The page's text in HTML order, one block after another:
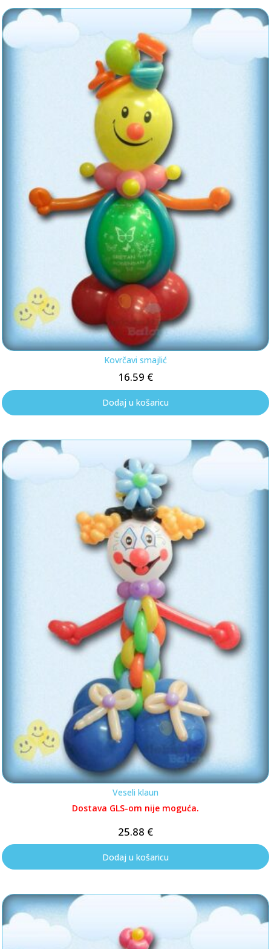
Kovrčavi smajlić
16.59 €
Dodaj u košaricu
Veseli klaun
Dostava GLS-om nije moguća.
25.88 €
Dodaj u košaricu